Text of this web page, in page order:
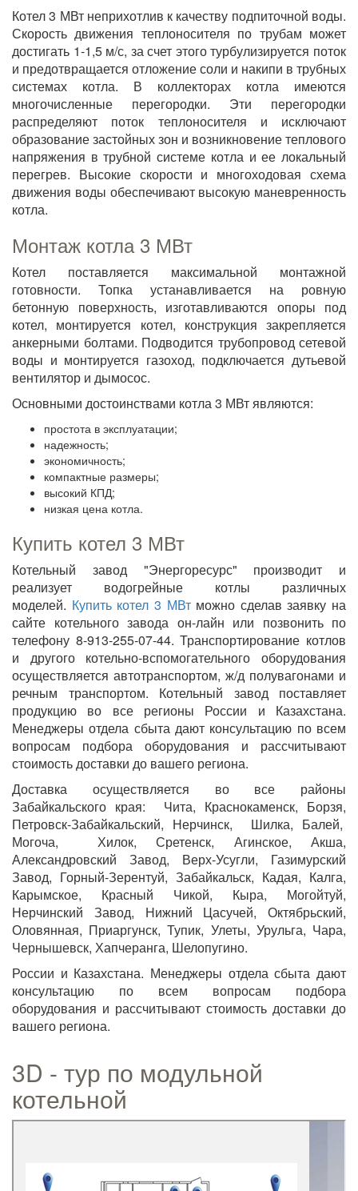
Котел 3 МВт неприхотлив к качеству подпиточной воды.
Скорость движения теплоносителя по трубам может
достигать 1-1,5 м/с, за счет этого турбулизируется поток
и предотвращается отложение соли и накипи в трубных
системах котла. В коллекторах котла имеются
многочисленные перегородки. Эти перегородки
распределяют поток теплоносителя и исключают
образование застойных зон и возникновение теплового
напряжения в трубной системе котла и ее локальный
перегрев. Высокие скорости и многоходовая схема
движения воды обеспечивают высокую маневренность
котла.
Монтаж котла 3 МВт
Котел поставляется максимальной монтажной
готовности. Топка устанавливается на ровную
бетонную поверхность, изготавливаются опоры под
котел, монтируется котел, конструкция закрепляется
анкерными болтами. Подводится трубопровод сетевой
воды и монтируется газоход, подключается дутьевой
вентилятор и дымосос.
Основными достоинствами котла 3 МВт являются:
простота в эксплуатации;
надежность;
экономичность;
компактные размеры;
высокий КПД;
низкая цена котла.
Купить котел 3 МВт
Котельный завод "Энергоресурс" производит и
реализует водогрейные котлы различных
моделей. Купить котел 3 МВтможно сделав заявку на
сайте котельного завода он-лайн или позвонить по
телефону 8-913-255-07-44. Транспортирование котлов
и другого котельно-вспомогательного оборудования
осуществляется автотранспортом, ж/д полувагонами и
речным транспортом. Котельный завод поставляет
продукцию во все регионы России и Казахстана.
Менеджеры отдела сбыта дают консультацию по всем
вопросам подбора оборудования и рассчитывают
стоимость доставки до вашего региона.
Доставка осуществляется во все районы
Забайкальского края: Чита, Краснокаменск, Борзя,
Петровск-Забайкальский, Нерчинск, Шилка, Балей,
Могоча, Хилок, Сретенск, Агинское, Акша,
Александровский Завод, Верх-Усугли, Газимурский
Завод, Горный-Зерентуй, Забайкальск, Кадая, Калга,
Карымское, Красный Чикой, Кыра, Могойтуй,
Нерчинский Завод, Нижний Цасучей, Октябрьский,
Оловянная, Приаргунск, Тупик, Улеты, Урульга, Чара,
Чернышевск, Хапчеранга, Шелопугино.
России и Казахстана. Менеджеры отдела сбыта дают
консультацию по всем вопросам подбора
оборудования и рассчитывают стоимость доставки до
вашего региона.
3D - тур по модульной
котельной